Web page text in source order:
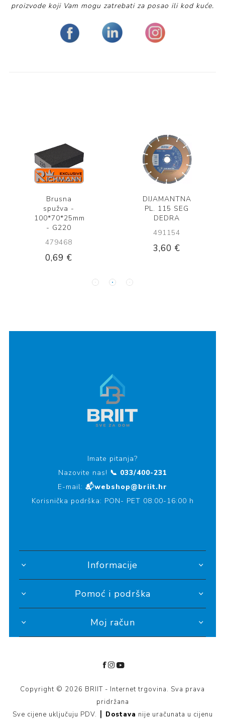
proizvode koji Vam mogu zatrebati za posao ili kod kuće.
Brusna
spužva -
100*70*25mm
- G220
479468
0,69 €
DIJAMANTNA
PL. 115 SEG
DEDRA
491154
3,60 €
Imate pitanja?
Nazovite nas! 📞 033/400-231
E-mail: 📬webshop@briit.hr
Korisnička podrška: PON- PET 08:00-16:00 h
Informacije
Pomoć i podrška
Moj račun
Copyright © 2026 BRIIT - Internet trgovina. Sva prava
pridržana
Sve cijene uključuju PDV. ┃ Dostava nije uračunata u cijenu